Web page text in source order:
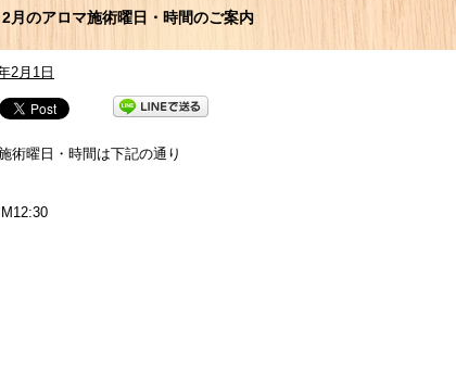
月のアロマ施術曜日・時間のご案内
2月1日
術曜日・時間は下記の通り